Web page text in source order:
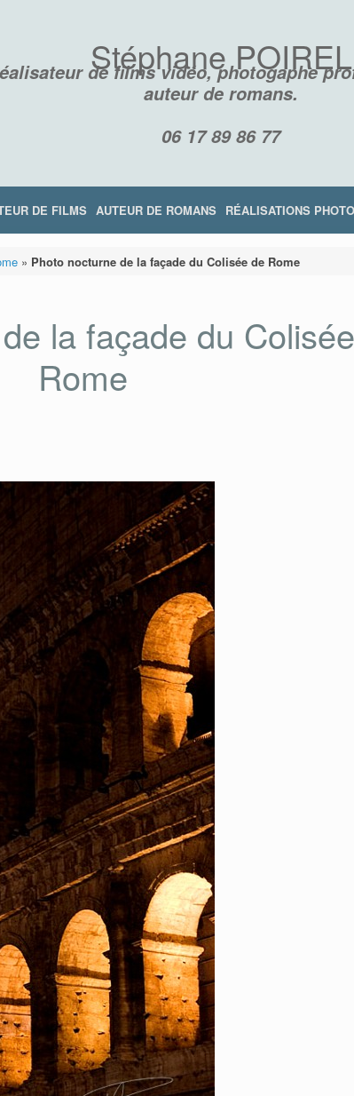
Stéphane POIREL
de films vidéo, photogaphe
auteur de romans.
06 17 89 86 77
DE FILMS AUTEUR DE ROMANS RÉALISATIONS PHOTO
» Photo nocturne de la façade du Colisée de Rome
la façade du
Rome